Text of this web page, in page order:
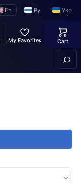
Укр
Ру
En
My Favorites Cart